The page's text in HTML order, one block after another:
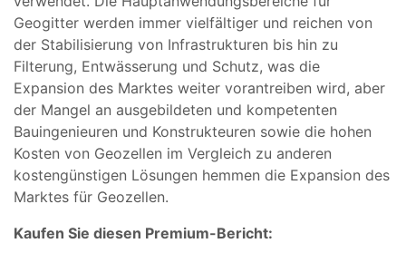
Geogitter werden immer vielfältiger und reichen von
der Stabilisierung von Infrastrukturen bis hin zu
Filterung, Entwässerung und Schutz, was die
Expansion des Marktes weiter vorantreiben wird, aber
der Mangel an ausgebildeten und kompetenten
Bauingenieuren und Konstrukteuren sowie die hohen
Kosten von Geozellen im Vergleich zu anderen
kostengünstigen Lösungen hemmen die Expansion des
Marktes für Geozellen.
Kaufen Sie diesen Premium-Bericht: